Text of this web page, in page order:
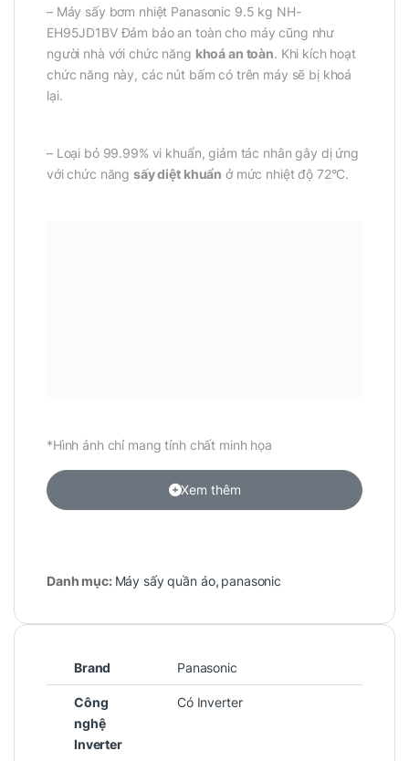
– Máy sấy bơm nhiệt Panasonic 9.5 kg NH-
EH95JD1BV Đảm bảo an toàn cho máy cũng như
người nhà với chức năng khoá an toàn. Khi kích hoạt
chức năng này, các nút bấm có trên máy sẽ bị khoá
lại.
– Loại bỏ 99.99% vi khuẩn, giảm tác nhân gây dị ứng
với chức năngsấy diệt khuẩn ở mức nhiệt độ 72°C.
*Hình ảnh chỉ mang tính chất minh họa
Xem thêm
Danh mục: Máy sấy quần áo, panasonic
Brand Panasonic
Công
nghệ
Inverter
Có Inverter